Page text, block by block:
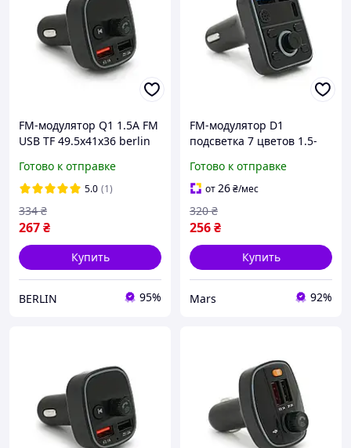
FM-модулятор Q1 1.5A FM
USB TF 49.5х41х36 berlin
Готово к отправке
5.0 (1)
267₴
334 ₴
Купить
BERLIN 95%
FM-модулятор D1
подсветка 7 цветов 1.5-
Готово к отправке
от26₴/мес
256₴
320 ₴
Купить
Mars 92%